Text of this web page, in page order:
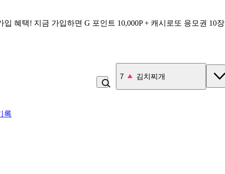
입 혜택! 지금 가입하면 G 포인트 10,000P + 캐시로또 응모권 10장
7 김치찌개
록